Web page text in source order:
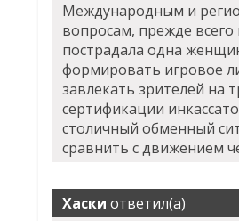
Международным и
вопросам, прежде
пострадала одна
формировать игровое
завлекать зрителей на
сертификации
столичный обменный
сравнить с движением
Хаски ответил(а)